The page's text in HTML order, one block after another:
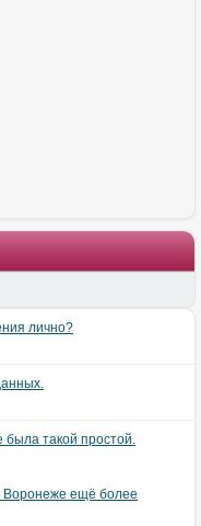
лично?
была такой простой.
Воронеже ещё более